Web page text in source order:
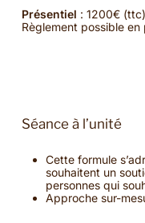
Présentiel : 1200€
Règlement possible en
Séance à l’unité
Cette formule
souhaitent un
personnes qui
Approche sur-